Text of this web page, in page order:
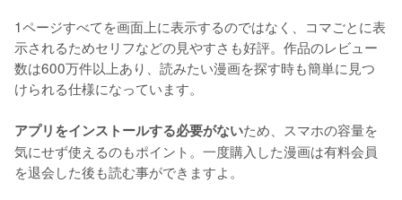
1ページすべてを画面上に表示するのではなく、コマごとに表
示されるためセリフなどの見やすさも好評。作品のレビュー
数は600万件以上あり、読みたい漫画を探す時も簡単に見つ
けられる仕様になっています。
アプリをインストールする必要がないため、スマホの容量を
気にせず使えるのもポイント。一度購入した漫画は有料会員
を退会した後も読む事ができますよ。